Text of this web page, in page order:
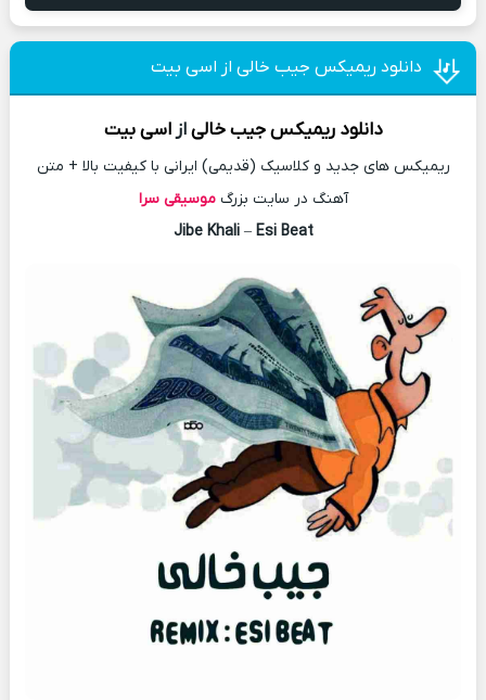
دانلود ریمیکس جیب خالی از اسی بیت
دانلودریمیکس جیب خالی ازاسی بیت
ریمیکس های جدید و کلاسیک (قدیمی) ایرانی با کیفیت بالا + متن
آهنگ در سایت بزرگموسیقی سرا
Jibe Khali– Esi Beat